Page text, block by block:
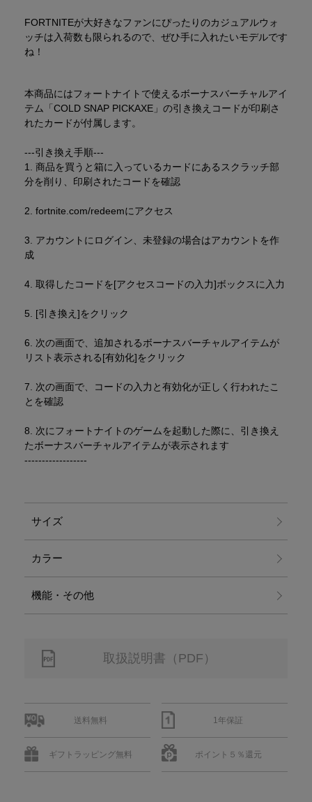
FORTNITEが大好きなファンにぴったりのカジュアルウォ
ッチは入荷数も限られるので、ぜひ手に入れたいモデルです
ね！
本商品にはフォートナイトで使えるボーナスバーチャルアイ
テム「COLD SNAP PICKAXE」の引き換えコードが印刷さ
れたカードが付属します。
---引き換え手順---
1. 商品を買うと箱に入っているカードにあるスクラッチ部
分を削り、印刷されたコードを確認
2. fortnite.com/redeemにアクセス
3. アカウントにログイン、未登録の場合はアカウントを作
成
4. 取得したコードを[アクセスコードの入力]ボックスに入力
5. [引き換え]をクリック
6. 次の画面で、追加されるボーナスバーチャルアイテムが
リスト表示される[有効化]をクリック
7. 次の画面で、コードの入力と有効化が正しく行われたこ
とを確認
8. 次にフォートナイトのゲームを起動した際に、引き換え
たボーナスバーチャルアイテムが表示されます
------------------
サイズ
カラー
機能・その他
取扱説明書（PDF）
送料無料 1年保証
ギフトラッピング無料 ポイント５％還元